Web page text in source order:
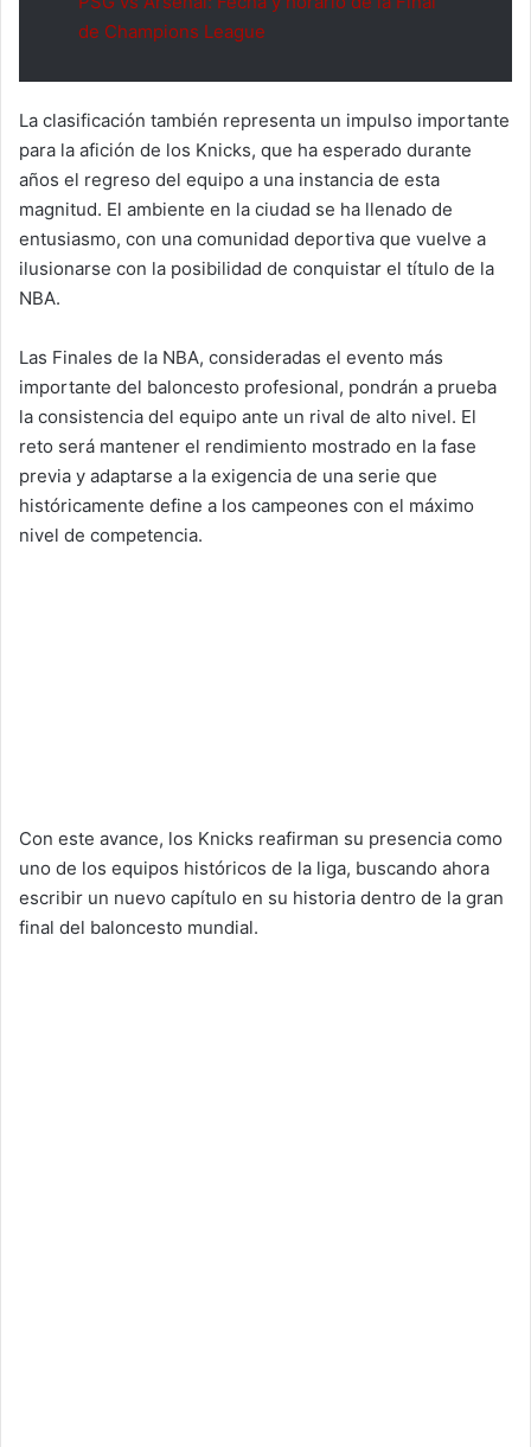
de Champions League
La clasificación también representa un impulso importante
para la afición de los Knicks, que ha esperado durante
años el regreso del equipo a una instancia de esta
magnitud. El ambiente en la ciudad se ha llenado de
entusiasmo, con una comunidad deportiva que vuelve a
ilusionarse con la posibilidad de conquistar el título de la
NBA.
Las Finales de la NBA, consideradas el evento más
importante del baloncesto profesional, pondrán a prueba
la consistencia del equipo ante un rival de alto nivel. El
reto será mantener el rendimiento mostrado en la fase
previa y adaptarse a la exigencia de una serie que
históricamente define a los campeones con el máximo
nivel de competencia.
Con este avance, los Knicks reafirman su presencia como
uno de los equipos históricos de la liga, buscando ahora
escribir un nuevo capítulo en su historia dentro de la gran
final del baloncesto mundial.